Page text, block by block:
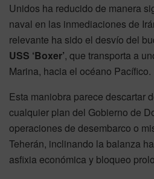
Unidos ha reducido de manera
naval en las inmediaciones de
relevante ha sido el desvío del
USS ‘Boxer’, que transporta a
Marina, hacia el océano Pacífico.
Esta maniobra parece descartar
cualquier plan del Gobierno de
operaciones de desembarco o
Teherán, inclinando la balanza
asfixia económica y bloqueo